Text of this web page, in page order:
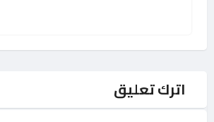
اترك تعليق